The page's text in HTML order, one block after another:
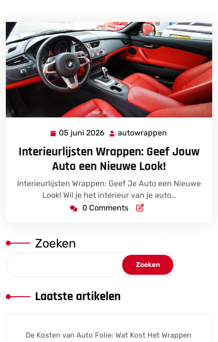
05 juni 2026 05
2026
autowrappen
Interieurlijsten Wrappen: Geef Jouw
Auto een Nieuwe Look!
Interieurlijsten Wrappen: Geef Je Auto een Nieuwe
Look! Wil je het interieur van je auto…
0 Comments
Zoeken
Zoeken
Laatste artikelen
De Kosten van Auto Folie: Wat Kost Het Wrappen